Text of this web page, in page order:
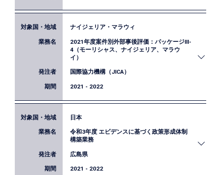
した。またルワンダでは衛星データを用いた対象地
域の人口推計を担当しました。
本業務は各国で実施されるJICA事業の事後評価を行
ったもので、弊社はマリ／ベナンの2か国にまたが
る回廊（道路）整備事業の評価を行いました。
人工衛星から補足される夜間光データや人口メッシ
しました。
ナイジェリア・マラウィ
2021年度案件別外部事後評価：パッケージIII-
4（モーリシャス、ナイジェリア、マラウ
イ）
国際協力機構（JICA）
2021 - 2022
JICAでは、毎年10億円以上の事業を対象に外部評価
者による事後評価を実施しています。本業務はモー
リシャスにおける気象分野の機材整備事業、 ナイ
ジェリアでの変電所整備事業、 及びマラウィにお
ける森林管理プロジェクトに関する事後評価を行っ
日本
令和3年度 エビデンスに基づく政策形成体制
構築業務
広島県
2021 - 2022